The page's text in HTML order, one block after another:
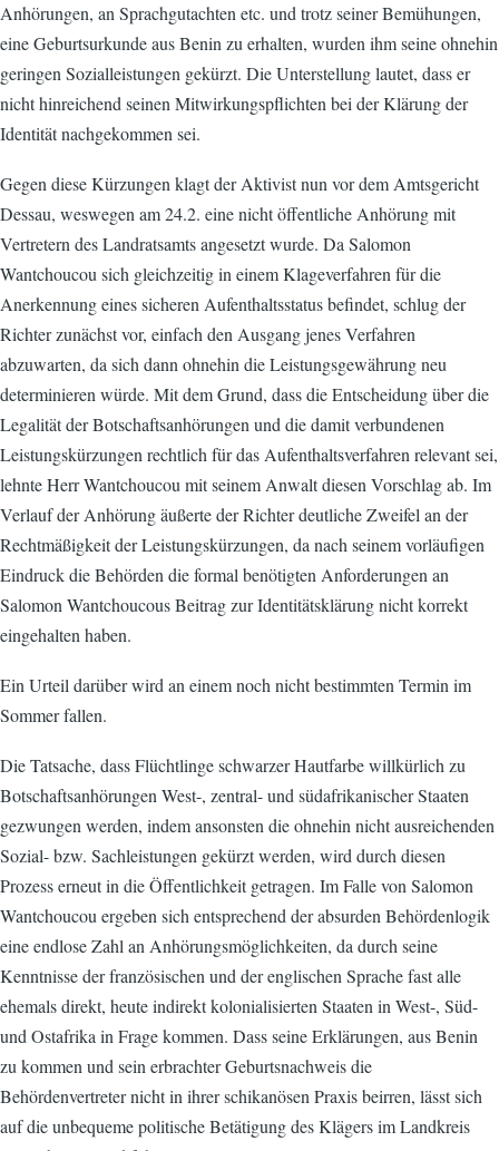
Anhörungen, an Sprachgutachten etc. und trotz seiner Bemühungen,
eine Geburtsurkunde aus Benin zu erhalten, wurden ihm seine ohnehin
geringen Sozialleistungen gekürzt. Die Unterstellung lautet, dass er
nicht hinreichend seinen Mitwirkungspflichten bei der Klärung der
Identität nachgekommen sei.
Gegen diese Kürzungen klagt der Aktivist nun vor dem Amtsgericht
Dessau, weswegen am 24.2. eine nicht öffentliche Anhörung mit
Vertretern des Landratsamts angesetzt wurde. Da Salomon
Wantchoucou sich gleichzeitig in einem Klageverfahren für die
Anerkennung eines sicheren Aufenthaltsstatus befindet, schlug der
Richter zunächst vor, einfach den Ausgang jenes Verfahren
abzuwarten, da sich dann ohnehin die Leistungsgewährung neu
determinieren würde. Mit dem Grund, dass die Entscheidung über die
Legalität der Botschaftsanhörungen und die damit verbundenen
Leistungskürzungen rechtlich für das Aufenthaltsverfahren relevant sei,
lehnte Herr Wantchoucou mit seinem Anwalt diesen Vorschlag ab. Im
Verlauf der Anhörung äußerte der Richter deutliche Zweifel an der
Rechtmäßigkeit der Leistungskürzungen, da nach seinem vorläufigen
Eindruck die Behörden die formal benötigten Anforderungen an
Salomon Wantchoucous Beitrag zur Identitätsklärung nicht korrekt
eingehalten haben.
Ein Urteil darüber wird an einem noch nicht bestimmten Termin im
Sommer fallen.
Die Tatsache, dass Flüchtlinge schwarzer Hautfarbe willkürlich zu
Botschaftsanhörungen West-, zentral- und südafrikanischer Staaten
gezwungen werden, indem ansonsten die ohnehin nicht ausreichenden
Sozial- bzw. Sachleistungen gekürzt werden, wird durch diesen
Prozess erneut in die Öffentlichkeit getragen. Im Falle von Salomon
Wantchoucou ergeben sich entsprechend der absurden Behördenlogik
eine endlose Zahl an Anhörungsmöglichkeiten, da durch seine
Kenntnisse der französischen und der englischen Sprache fast alle
ehemals direkt, heute indirekt kolonialisierten Staaten in West-, Süd-
und Ostafrika in Frage kommen. Dass seine Erklärungen, aus Benin
zu kommen und sein erbrachter Geburtsnachweis die
Behördenvertreter nicht in ihrer schikanösen Praxis beirren, lässt sich
auf die unbequeme politische Betätigung des Klägers im Landkreis